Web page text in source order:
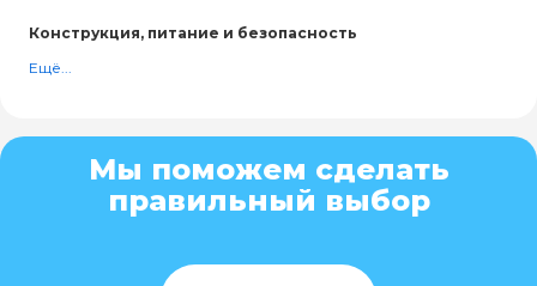
Конструкция, питание и безопасность
Ещё...
Мы поможем сделать
правильный выбор